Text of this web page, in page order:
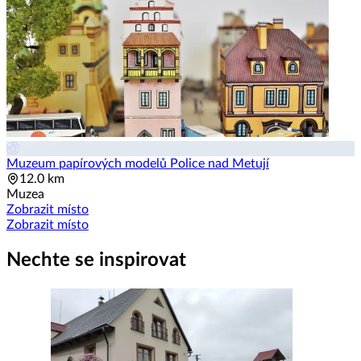
Muzeum papírových modelů Police nad Metují
12.0 km
Muzea
Zobrazit místo
Zobrazit místo
Nechte se inspirovat